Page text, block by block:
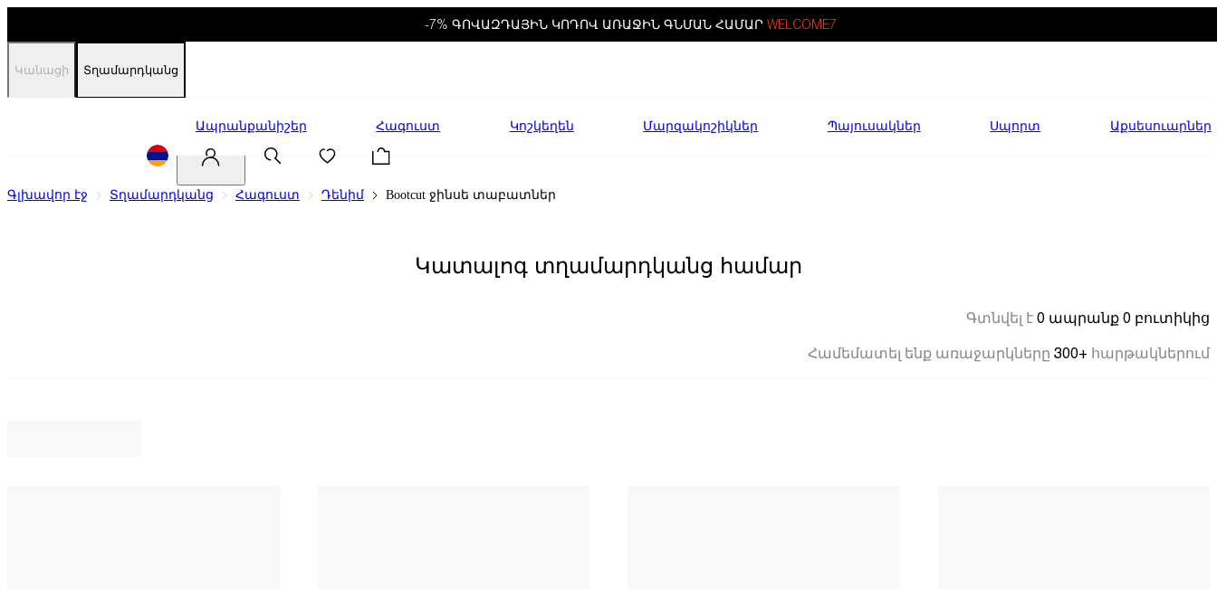
-7% ԳՈՎԱԶԴԱՅԻՆ ԿՈԴՈՎ ԱՌԱՋԻՆ ԳՆՄԱՆ ՀԱՄԱՐ WELCOME7
Կանացի Տղամարդկանց
Ապրանքանիշեր Հագուստ Կոշկեղեն Մարզակոշիկներ Պայուսակներ Սպորտ Աքսեսուարներ
Գլխավոր էջ Տղամարդկանց Հագուստ Դենիմ Bootcut ջինսե տաբատներ
Կատալոգ տղամարդկանց համար
Գտնվել է 0 ապրանք 0 բուտիկից
Համեմատել ենք առաջարկները 300+ հարթակներում